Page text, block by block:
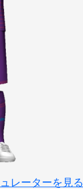
レーターを見る